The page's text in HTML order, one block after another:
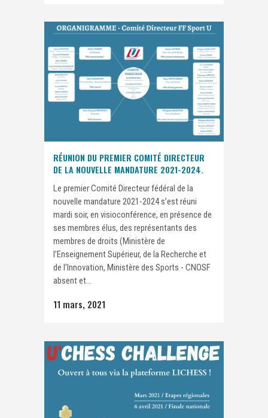
RÉUNION DU PREMIER COMITÉ DIRECTEUR
DE LA NOUVELLE MANDATURE 2021-2024.
Le premier Comité Directeur fédéral de la
nouvelle mandature 2021-2024 s’est réuni
mardi soir, en visioconférence, en présence de
ses membres élus, des représentants des
membres de droits (Ministère de
l’Enseignement Supérieur, de la Recherche et
de l’Innovation, Ministère des Sports - CNOSF
absent et...
11 mars, 2021